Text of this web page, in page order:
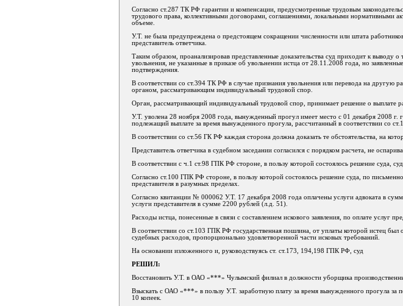
Согласно ст.287 ТК РФ гарантии и компенсации, предусмотренные трудовым
трудового права, коллективными договорами, соглашениями, локальными нормативными
объеме.
У.Т. не была предупреждена о предстоящем сокращении численности или штата
представитель ответчика.
Таким образом, проанализировав представленные доказательства суд приходит к
увольнения, не указанные в приказе об увольнении истца от 28.11.2008 года, но
подтверждения.
В соответствии со ст.394 ТК РФ в случае признания увольнения или перевода на другую
органом, рассматривающим индивидуальный трудовой спор.
Орган, рассматривающий индивидуальный трудовой спор, принимает решение о выплате
У.Т. уволена 28 ноября 2008 года, вынужденный прогул имеет место с 01 декабря 2008 г.
подлежащий выплате за время вынужденного прогула, рассчитанный в соответствии со
В соответствии со ст.56 ГК РФ каждая сторона должна доказать те обстоятельства, на
Представитель ответчика в судебном заседании согласился с порядком расчета, не
В соответствии с ч.1 ст.98 ГПК РФ стороне, в пользу которой состоялось решение суда,
Согласно ст.100 ГПК РФ стороне, в пользу которой состоялось решение суда, по
представителя в разумных пределах.
Согласно квитанции № 000062 У.Т. 17 декабря 2008 года оплачены услуги адвоката в
услуги представителя в сумме 2200 рублей (л.д. 51).
Расходы истца, понесенные в связи с составлением искового заявления, по оплате услуг
В соответствии со ст.103 ГПК РФ государственная пошлина, от уплаты которой истец
судебных расходов, пропорционально удовлетворенной части исковых требований.
На основании изложенного и, руководствуясь ст. ст.173, 194,198 ГПК РФ, суд
РЕШИЛ:
Восстановить У.Т. в ОАО «***» Чулымский филиал в должности уборщика
Взыскать с ОАО «***» в пользу У.Т. заработную плату за время вынужденного прогула за
10 копеек.